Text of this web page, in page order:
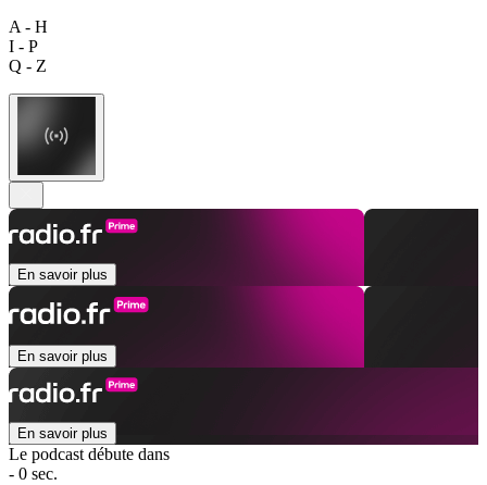
A - H
I - P
Q - Z
En savoir plus
En savoir plus
En savoir plus
Le podcast débute dans
- 0 sec.